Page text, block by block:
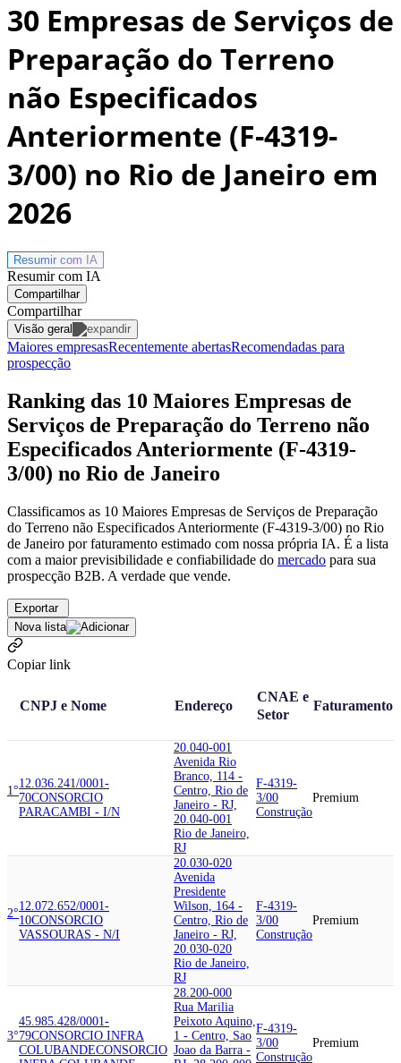
30 Empresas de Serviços de
Preparação do Terreno
não Especificados
Anteriormente (F-4319-
3/00) no Rio de Janeiro em
2026
Resumir com IA
Resumir com IA
Compartilhar
Compartilhar
Visão geral
Maiores empresasRecentemente abertasRecomendadas para
prospecção
Ranking das 10 Maiores Empresas de
Serviços de Preparação do Terreno não
Especificados Anteriormente (F-4319-
3/00) no Rio de Janeiro
Classificamos as 10 Maiores Empresas de Serviços de Preparação
do Terreno não Especificados Anteriormente (F-4319-3/00) no Rio
de Janeiro por faturamento estimado com nossa própria IA. É a lista
com a maior previsibilidade e confiabilidade do mercado para sua
prospecção B2B. A verdade que vende.
Exportar
Nova lista
Copiar link
CNPJ e Nome Endereço
CNAE e
Setor
Faturamento
1°
12.036.241/0001-
70CONSORCIO
PARACAMBI - I/N
20.040-001
Avenida Rio
Branco, 114 -
Centro, Rio de
Janeiro - RJ,
20.040-001
Rio de Janeiro,
RJ
F-4319-
3/00
Construção
Premium
2°
12.072.652/0001-
10CONSORCIO
VASSOURAS - N/I
20.030-020
Avenida
Presidente
Wilson, 164 -
Centro, Rio de
Janeiro - RJ,
20.030-020
Rio de Janeiro,
RJ
F-4319-
3/00
Construção
Premium
3°
45.985.428/0001-
79CONSORCIO INFRA
COLUBANDECONSORCIO
28.200-000
Rua Marilia
Peixoto Aquino,
1 - Centro, Sao
Joao da Barra -
F-4319-
3/00
Construção
Premium